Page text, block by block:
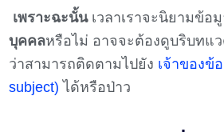
​เพราะฉะนั้นเวลาเราจะนิยามข้อ
บุคคลหรือไม่ อาจจะต้องดูบริบทแ
ว่าสามารถติดตามไปยัง เจ้าของข้
subject) ได้หรือป่าว​